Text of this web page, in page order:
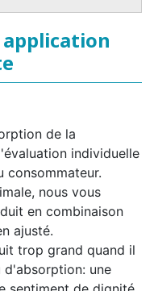
de la
individuelle
consommateur.
nous vous
en combinaison
ajusté.
trop grand quand il
d'absorption: une